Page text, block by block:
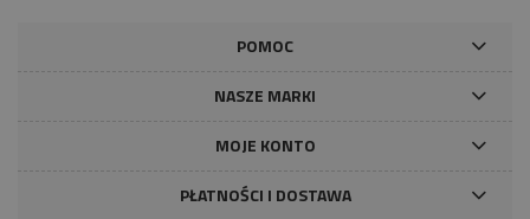
POMOC
NASZE MARKI
MOJE KONTO
PŁATNOŚCI I DOSTAWA